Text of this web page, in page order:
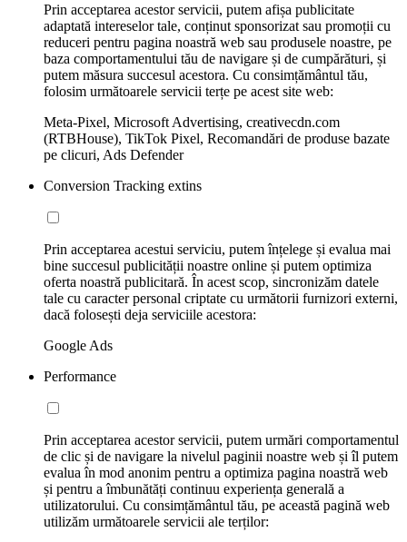
Prin acceptarea acestor servicii, putem afișa publicitate
adaptată intereselor tale, conținut sponsorizat sau promoții cu
reduceri pentru pagina noastră web sau produsele noastre, pe
baza comportamentului tău de navigare și de cumpărături, și
putem măsura succesul acestora. Cu consimțământul tău,
folosim următoarele servicii terțe pe acest site web:
Meta-Pixel, Microsoft Advertising, creativecdn.com
(RTBHouse), TikTok Pixel, Recomandări de produse bazate
pe clicuri, Ads Defender
Conversion Tracking extins
Prin acceptarea acestui serviciu, putem înțelege și evalua mai
bine succesul publicității noastre online și putem optimiza
oferta noastră publicitară. În acest scop, sincronizăm datele
tale cu caracter personal criptate cu următorii furnizori externi,
dacă folosești deja serviciile acestora:
Google Ads
Performance
Prin acceptarea acestor servicii, putem urmări comportamentul
de clic și de navigare la nivelul paginii noastre web și îl putem
evalua în mod anonim pentru a optimiza pagina noastră web
și pentru a îmbunătăți continuu experiența generală a
utilizatorului. Cu consimțământul tău, pe această pagină web
utilizăm următoarele servicii ale terților: